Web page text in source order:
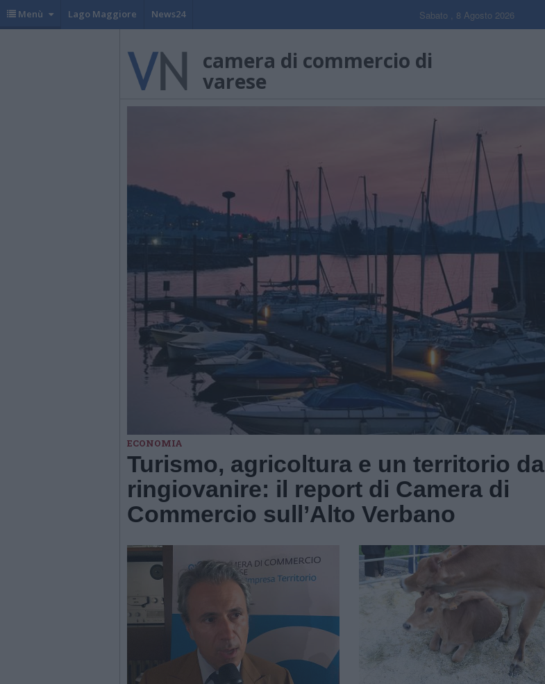
Menù Lago Maggiore News24 Sabato , 8 Agosto 2026
camera di commercio di
varese
ECONOMIA
Turismo, agricoltura e un territorio da
ringiovanire: il report di Camera di
Commercio sull’Alto Verbano